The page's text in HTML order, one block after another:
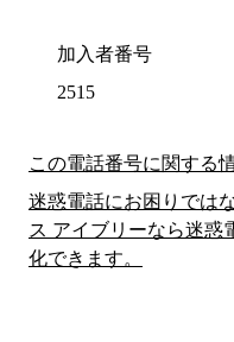
加入者番号
2515
この電話番号に関する
迷惑電話にお困りでは
ス アイブリーなら迷惑
化できます。